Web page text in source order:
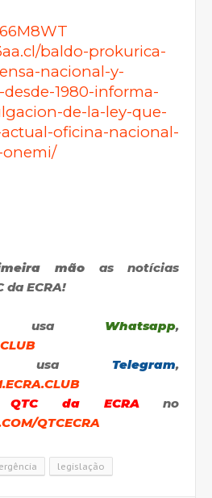
baldo-prokurica-
nacional-y-
1980-informa-
de-la-ley-que-
oficina-nacional-
onemi/
mão as notícias
da ECRA!
usa Whatsapp,
usa Telegram,
da ECRA no
QTCECRA
legislação